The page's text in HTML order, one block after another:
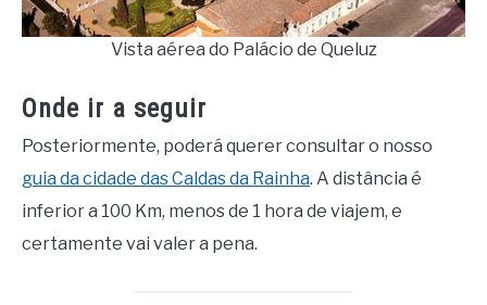
Vista aérea do Palácio de Queluz
Onde ir a seguir
Posteriormente, poderá querer consultar o nosso
guia da cidade das Caldas da Rainha. A distância é
inferior a 100 Km, menos de 1 hora de viajem, e
certamente vai valer a pena.